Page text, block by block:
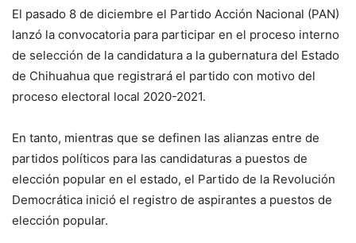
El pasado 8 de diciembre el Partido Acción Nacional (PAN)
lanzó la convocatoria para participar en el proceso interno
de selección de la candidatura a la gubernatura del Estado
de Chihuahua que registrará el partido con motivo del
proceso electoral local 2020-2021.
En tanto, mientras que se definen las alianzas entre de
partidos políticos para las candidaturas a puestos de
elección popular en el estado, el Partido de la Revolución
Democrática inició el registro de aspirantes a puestos de
elección popular.